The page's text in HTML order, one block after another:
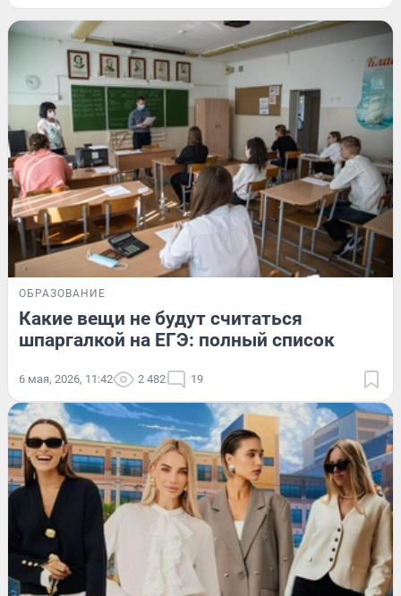
ОБРАЗОВАНИЕ
Какие вещи не будут считаться
шпаргалкой на ЕГЭ: полный список
6 мая, 2026, 11:42 2 482 19